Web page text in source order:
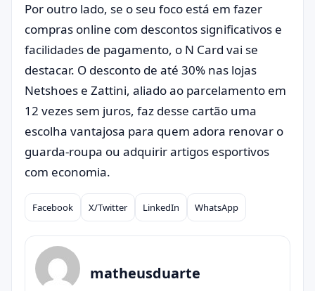
Por outro lado, se o seu foco está em fazer
compras online com descontos significativos e
facilidades de pagamento, o N Card vai se
destacar. O desconto de até 30% nas lojas
Netshoes e Zattini, aliado ao parcelamento em
12 vezes sem juros, faz desse cartão uma
escolha vantajosa para quem adora renovar o
guarda-roupa ou adquirir artigos esportivos
com economia.
Compartilhar
Facebook X/Twitter LinkedIn WhatsApp
matheusduarte